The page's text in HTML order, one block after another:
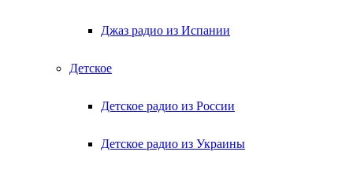
Джаз радио из Испании
Детское
Детское радио из России
Детское радио из Украины